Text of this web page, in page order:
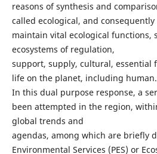
reasons of synthesis and
called ecological, and
maintain vital ecological functions,
ecosystems of regulation,
support, supply, cultural, essential
life on the planet, including human.
In this dual purpose response, a
been attempted in the region,
global trends and
agendas, among which are briefly
Environmental Services (PES) or